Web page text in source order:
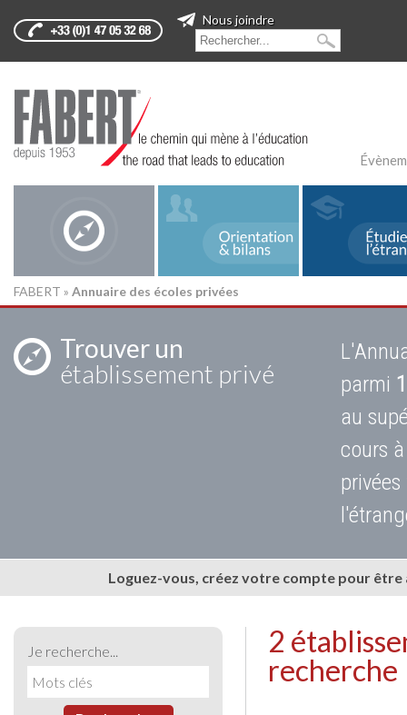
Nous joindre
FABERT » Annuaire des écoles privées
Trouver un
établissement privé
parmi
au
cours
Loguez-vous, créez votre compte pour
Je recherche...
2
recherche